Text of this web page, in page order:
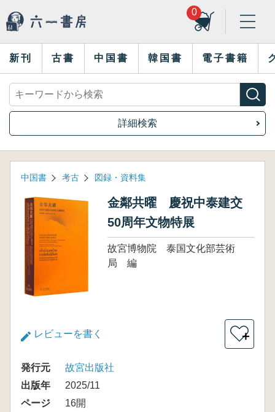
0
新刊 古書 中国書 韓国書 電子書籍
詳細検索
中国書 考古 図録・資料集
金鄰共曜 慶祝中泰建交
50周年文物特展
故宮博物院 泰国文化部芸術
局 編
レビューを書く ＋
発行元
故宮出版社
出版年
2025/11
ページ
16開